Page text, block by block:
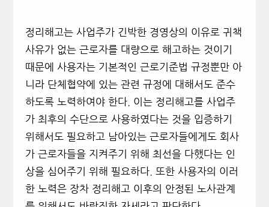
정리해고는 사업주가 긴박한 경영상의 이유로 귀책
사유가 없는 근로자를 대량으로 해고하는 것이기
때문에 사용자는 기본적인 근로기준법 규정뿐만 아
니라 단체협약에 있는 관련 규정에 대해서도 준수
하도록 노력하여야 한다. 이는 정리해고를 사업주
가 최후의 수단으로 사용하였다는 것을 입증하기
위해서도 필요하고 남아있는 근로자들에게도 회사
가 근로자들을 지켜주기 위해 최선을 다했다는 인
상을 심어주기 위해 필요하다. 또한 사용자의 이러
한 노력은 장차 정리해고 이후의 안정된 노사관계